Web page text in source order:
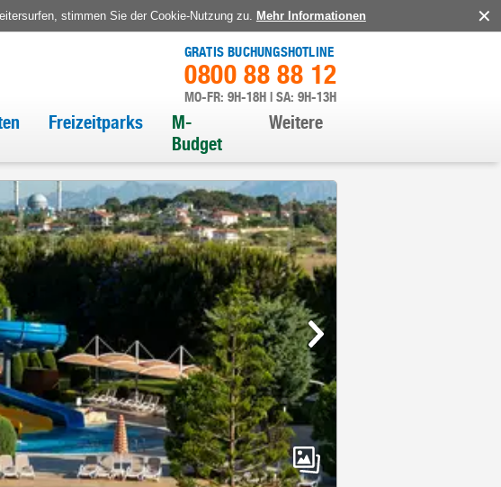
stimmen Sie der Cookie-Nutzung zu. Mehr Informationen
GRATIS BUCHUNGSHOTLINE
0800 88 88 12
MO-FR: 9H-18H | SA: 9H-13H
Freizeitparks
M-
Budget
Weitere